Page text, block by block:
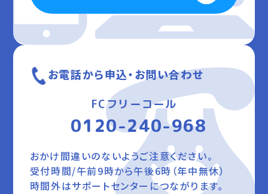
お電話から申込・お問い合わせ
FCフリーコール
0120-240-968
おかけ間違いのないようご注意ください。
受付時間/午前9時から午後6時（年中無休）
時間外はサポートセンターにつながります。